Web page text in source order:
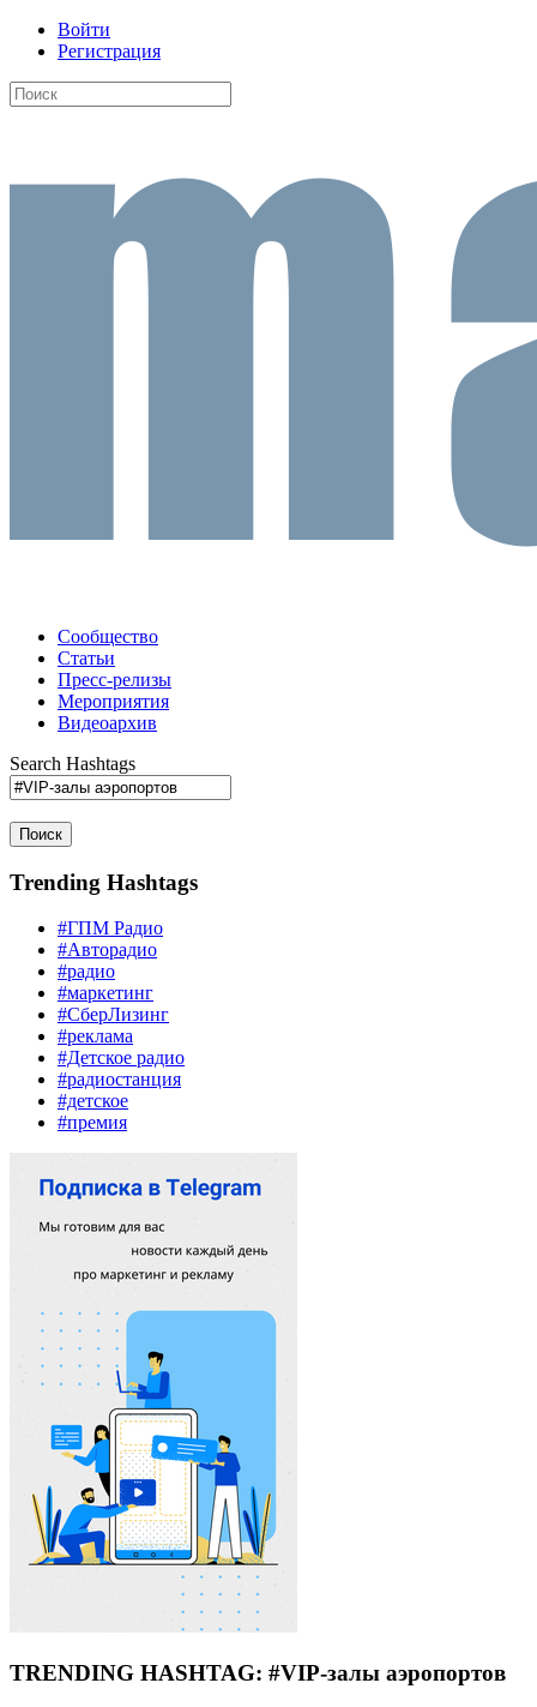
Войти
Регистрация
Сообщество
Статьи
Пресс-релизы
Мероприятия
Видеоархив
Search Hashtags
Поиск
Trending Hashtags
#ГПМ Радио
#Авторадио
#радио
#маркетинг
#СберЛизинг
#реклама
#Детское радио
#радиостанция
#детское
#премия
TRENDING HASHTAG: #VIP-залы аэропортов